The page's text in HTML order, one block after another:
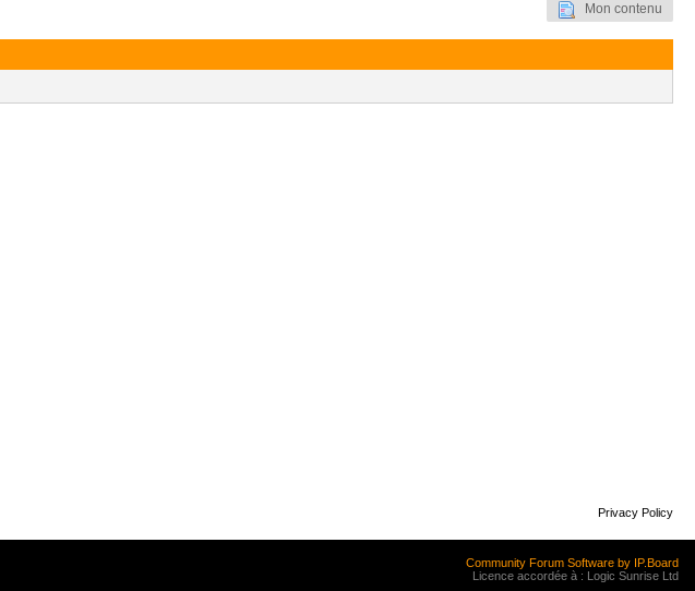
Mon contenu
Privacy Policy
Community Forum Software by IP.Board
Licence accordée à : Logic Sunrise Ltd